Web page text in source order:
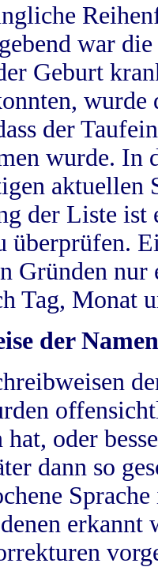
war
Geburt
wurde
der
wurde. In
aktuellen
der Liste
überprüfen.
Gründen
Tag, Monat
der Namen
hat, oder
dann so
erkannt